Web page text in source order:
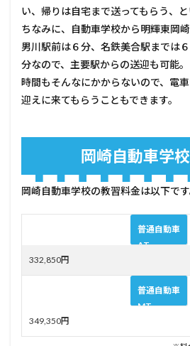
い、帰りは自宅まで送ってもらう、と
ちなみに、自動車学校から明輝東岡
男川駅前は６分、名鉄美合駅までは
分なので、主要駅からの送迎も可能。
時間もそんなにかからないので、電
迎えに来てもらうこともできます。
岡崎自動車学
岡崎自動車学校の教習料金は以下です
普通自動車
AT
332,850円
普通自動車
MT
349,350円